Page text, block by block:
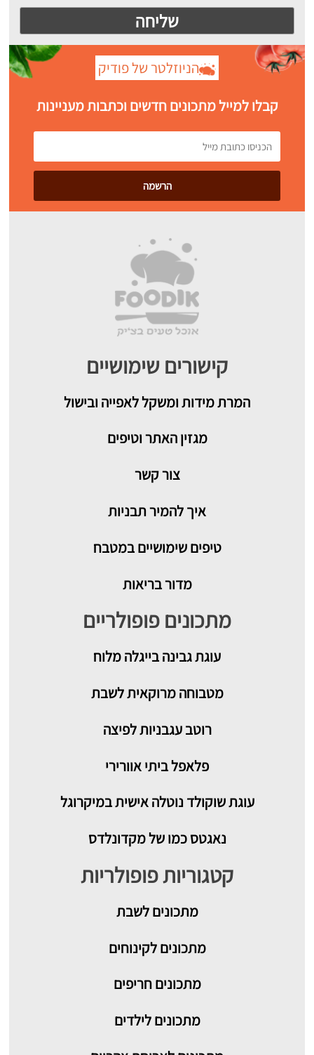
הניוזלטר של פודיק
קבלו למייל מתכונים חדשים וכתבות מעניינות
קישורים שימושיים
המרת מידות ומשקל לאפייה ובישול
מגזין האתר וטיפים
צור קשר
איך להמיר תבניות
טיפים שימושיים במטבח
מדור בריאות
מתכונים פופולריים
עוגת גבינה בייגלה מלוח
מטבוחה מרוקאית לשבת
רוטב עגבניות לפיצה
פלאפל ביתי אוורירי
עוגת שוקולד נוטלה אישית במיקרוגל
נאגטס כמו של מקדונלדס
קטגוריות פופולריות
מתכוניםלשבת
מתכונים לקינוחים
מתכונים חריפים
מתכונים לילדים